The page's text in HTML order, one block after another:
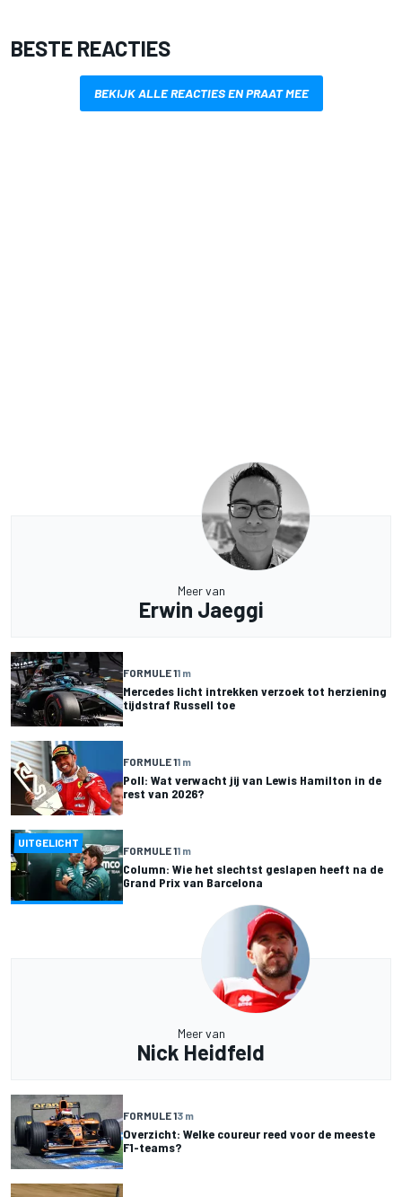
BESTE REACTIES
BEKIJK ALLE REACTIES EN PRAAT MEE
Meer van
Erwin Jaeggi
FORMULE 11 m
Mercedes licht intrekken verzoek tot herziening
tijdstraf Russell toe
FORMULE 11 m
Poll: Wat verwacht jij van Lewis Hamilton in de
rest van 2026?
UITGELICHT
FORMULE 11 m
Column: Wie het slechtst geslapen heeft na de
Grand Prix van Barcelona
Meer van
Nick Heidfeld
FORMULE 13 m
Overzicht: Welke coureur reed voor de meeste
F1-teams?